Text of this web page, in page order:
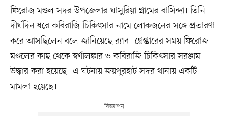
ফিরোজ মণ্ডল সদর উপজেলার ঘাসুরিয়া গ্রামের বাসিন্দা। তিনি
দীর্ঘদিন ধরে কবিরাজি চিকিৎসার নামে লোকজনের সঙ্গে প্রতারণা
করে আসছিলেন বলে জানিয়েছে র‍্যাব। গ্রেপ্তারের সময় ফিরোজ
মণ্ডলের কাছ থেকে স্বর্ণালঙ্কার ও কবিরাজি চিকিৎসার সরঞ্জাম
উদ্ধার করা হয়েছে। এ ঘটনায় জয়পুরহাট সদর থানায় একটি
মামলা হয়েছে।